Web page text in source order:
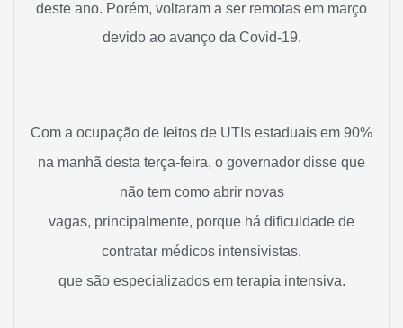
deste ano. Porém, voltaram a ser remotas em março
devido ao avanço da Covid-19.
Com a ocupação de leitos de UTIs estaduais em 90%
na manhã desta terça-feira, o governador disse que
não tem como abrir novas
vagas, principalmente, porque há dificuldade de
contratar médicos intensivistas,
que são especializados em terapia intensiva.